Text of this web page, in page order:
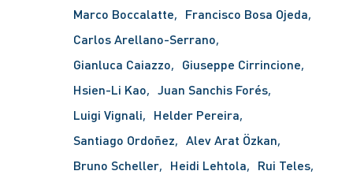
Marco Boccalatte
Francisco Bosa Ojeda
Carlos Arellano-Serrano
Gianluca Caiazzo
Giuseppe Cirrincione
Hsien-Li Kao
Juan Sanchis Forés
Luigi Vignali
Helder Pereira
Santiago Ordoñez
Alev Arat Özkan
Bruno Scheller
Heidi Lehtola
Rui Teles